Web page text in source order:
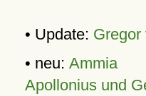
• Update: Gregor
• neu: Ammia
Apollonius und